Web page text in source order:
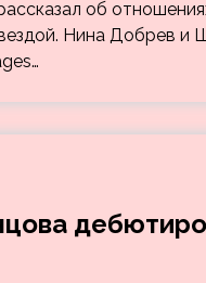
об
Нина Добрев и